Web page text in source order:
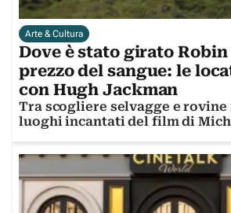
Arte & Cultura
Dove è stato girato
prezzo del sangue: le
con Hugh Jackman
Tra scogliere selvagge e
luoghi incantati del film di